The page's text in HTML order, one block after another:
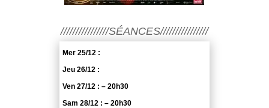
////////////////SÉANCES////////////////
Mer 25/12 :
Jeu 26/12 :
Ven 27/12 : – 20h30
Sam 28/12 : – 20h30